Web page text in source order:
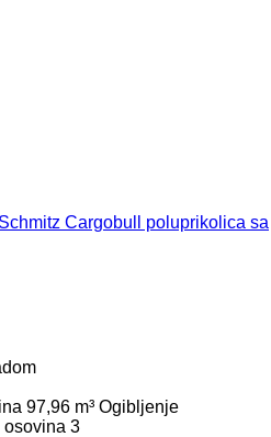
Schmitz Cargobull poluprikolica sa
97,96 m³ Ogibljenje
osovina 3